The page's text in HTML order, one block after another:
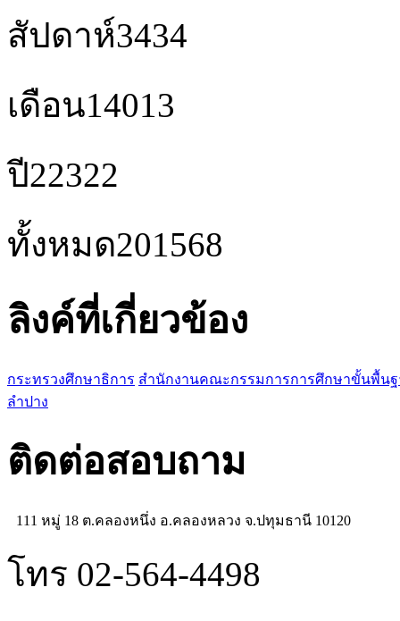
สัปดาห์3434
เดือน14013
ปี22322
ทั้งหมด201568
ลิงค์ที่เกี่ยวข้อง
กระทรวงศึกษาธิการ สำนักงานคณะกรรมการการศึกษาขั้นพื้น
ลำปาง
ติดต่อสอบถาม
111 หมู่ 18 ต.คลองหนึ่ง อ.คลองหลวง จ.ปทุมธานี 10120
โทร 02-564-4498